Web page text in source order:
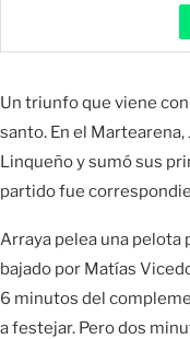
Un triunfo que viene
santo. En el Martearena,
Linqueño y sumó sus
partido fue
Arraya pelea una pelota
bajado por Matías
6 minutos del
a festejar. Pero dos